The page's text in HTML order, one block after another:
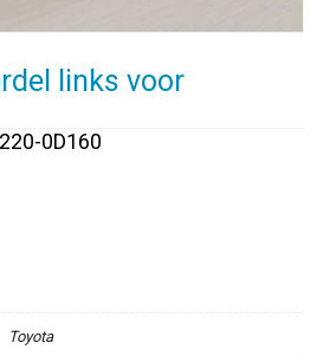
links voor
0D160
Toyota